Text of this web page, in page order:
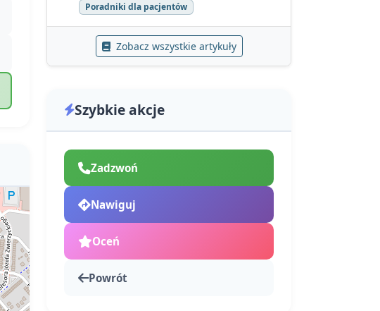
Poradniki dla pacjentów
Zobacz wszystkie artykuły
Szybkie akcje
Zadzwoń
Nawiguj
Oceń
Powrót